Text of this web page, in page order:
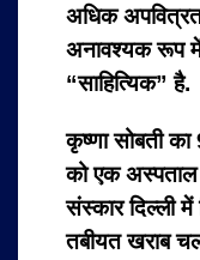
अधिक
अनावश्यक रूप
“साहित्यिक” है.
कृष्णा सोबती
को एक अस्पताल
संस्कार दिल्ली
तबीयत खराब